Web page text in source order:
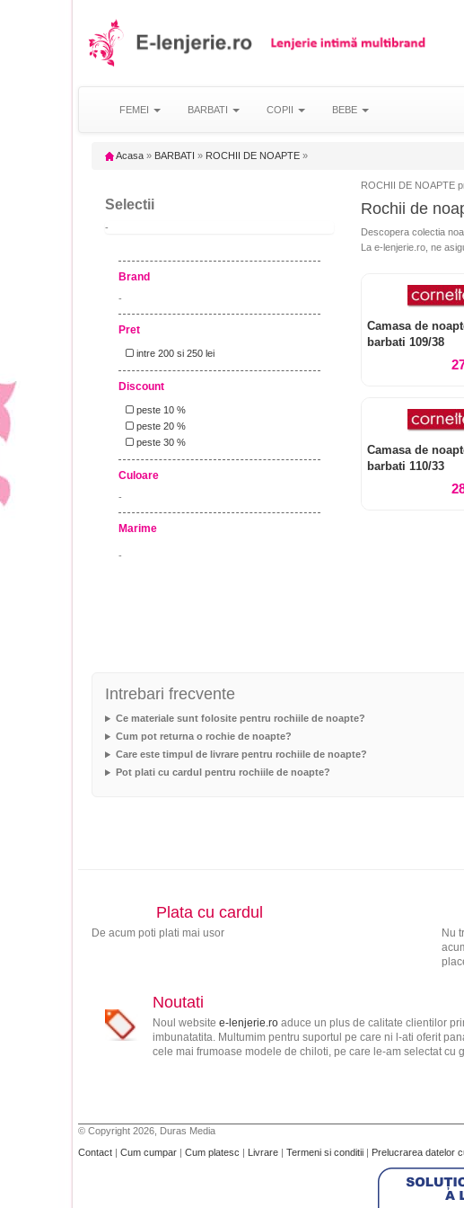
FEMEI BARBATI COPII BEBE
Acasa » BARBATI » ROCHII DE NOAPTE »
Selectii
-
Brand
-
Pret
intre 200 si 250 lei
Discount
peste 10 %
peste 20 %
peste 30 %
Culoare
-
Marime
-
ROCHII DE NOAPTE
Rochii de
Descopera colectia
La e-lenjerie.ro, ne
Camasa de
barbati 109/38
Camasa de
barbati 110/33
Intrebari frecvente
Ce materiale sunt folosite pentru rochiile de noapte?
Cum pot returna o rochie de noapte?
Care este timpul de livrare pentru rochiile de noapte?
Pot plati cu cardul pentru rochiile de noapte?
Plata cu cardul
De acum poti plati mai usor
Nu
Noutati
Noul website e-lenjerie.roaduce un plus de calitate clientilor
imbunatatita. Multumim pentru suportul pe care ni l-ati oferit
cele mai frumoase modele de chiloti, pe care le-am selectat cu
© Copyright 2026, Duras Media
Contact
Cum cumpar Cum platesc Livrare Termeni si conditii Prelucrarea datelor